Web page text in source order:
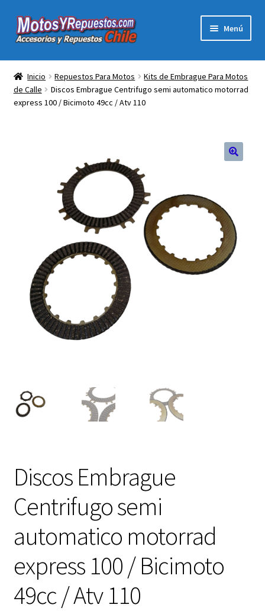
Ir
a
Ir
al
Menú
Acc y Rep Motocross Enduro
el
menú
Electronica Para Motos
Herramientas Para Taller
Ropa para Motociclistas
Tienda Física Motosyrepuestos
FAQ Preguntas Frecuentes
Inicio Repuestos Para Motos
Kits de Embrague Para Motos
de Calle
Discos Embrague Centrifugo semi automatico motorrad
express 100 / Bicimoto 49cc / Atv 110
Discos Embrague
Centrifugo semi
automatico motorrad
express 100 / Bicimoto
49cc / Atv 110